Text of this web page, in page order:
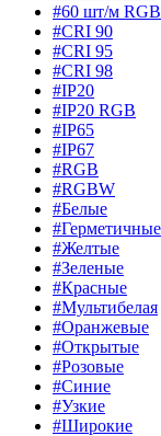
#60 шт/м RGB
#CRI 90
#CRI 95
#CRI 98
#IP20
#IP20 RGB
#IP65
#IP67
#RGB
#RGBW
#Белые
#Герметичные
#Желтые
#Зеленые
#Красные
#Мультибелая
#Оранжевые
#Открытые
#Розовые
#Синие
#Узкие
#Широкие